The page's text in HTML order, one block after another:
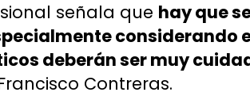
señala que hay que
considerando
deberán ser muy
Contreras.